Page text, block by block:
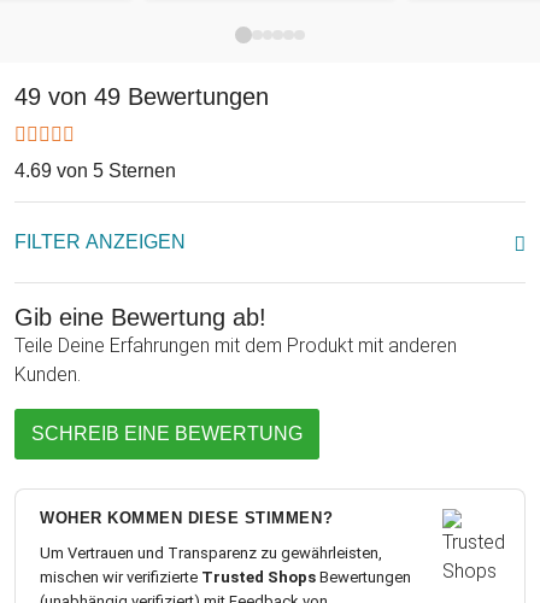
Stell Dich der Herausforderung und lös nach und nach alle
Rätsel! Aber Achtung: Einmal damit angefangen, lässt Dich
das Knobelvergnügen so schnell nicht mehr los.
49 von 49 Bewertungen
4.69 von 5 Sternen
FILTER ANZEIGEN
Gib eine Bewertung ab!
Teile Deine Erfahrungen mit dem Produkt mit anderen
Kunden.
SCHREIB EINE BEWERTUNG
WOHER KOMMEN DIESE STIMMEN?
Um Vertrauen und Transparenz zu gewährleisten,
mischen wir verifizierte Trusted Shops Bewertungen